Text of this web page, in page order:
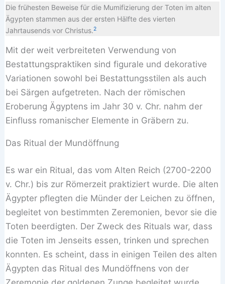
Die frühesten Beweise für die Mumifizierung der Toten im alten
Ägypten stammen aus der ersten Hälfte des vierten
Jahrtausends vor Christus.2
Mit der weit verbreiteten Verwendung von
Bestattungspraktiken sind figurale und dekorative
Variationen sowohl bei Bestattungsstilen als auch
bei Särgen aufgetreten. Nach der römischen
Eroberung Ägyptens im Jahr 30 v. Chr. nahm der
Einfluss romanischer Elemente in Gräbern zu.
Das Ritual der Mundöffnung
Es war ein Ritual, das vom Alten Reich (2700-2200
v. Chr.) bis zur Römerzeit praktiziert wurde. Die alten
Ägypter pflegten die Münder der Leichen zu öffnen,
begleitet von bestimmten Zeremonien, bevor sie die
Toten beerdigten. Der Zweck des Rituals war, dass
die Toten im Jenseits essen, trinken und sprechen
konnten. Es scheint, dass in einigen Teilen des alten
Ägypten das Ritual des Mundöffnens von der